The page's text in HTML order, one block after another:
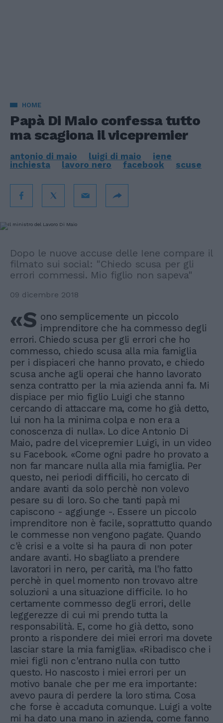
HOME
Papà Di Maio confessa tutto
ma scagiona il vicepremier
antonio di maio luigi di maio
iene
inchiesta
lavoro nero facebook scuse
Dopo le nuove accuse delle Iene compare il
filmato sui social: "Chiedo scusa per gli
errori commessi. Mio figlio non sapeva"
09 dicembre 2018
«S ono semplicemente un piccolo
imprenditore che ha commesso degli
errori. Chiedo scusa per gli errori che ho
commesso, chiedo scusa alla mia famiglia
per i dispiaceri che hanno provato, e chiedo
scusa anche agli operai che hanno lavorato
senza contratto per la mia azienda anni fa. Mi
dispiace per mio figlio Luigi che stanno
cercando di attaccare ma, come ho già detto,
lui non ha la minima colpa e non era a
conoscenza di nulla». Lo dice Antonio Di
Maio, padre del vicepremier Luigi, in un video
su Facebook. «Come ogni padre ho provato a
non far mancare nulla alla mia famiglia. Per
questo, nei periodi difficili, ho cercato di
andare avanti da solo perchè non volevo
pesare su di loro. So che tanti papà mi
capiscono - aggiunge -. Essere un piccolo
imprenditore non è facile, soprattutto quando
le commesse non vengono pagate. Quando
c'è crisi e a volte si ha paura di non poter
andare avanti. Ho sbagliato a prendere
lavoratori in nero, per carità, ma l'ho fatto
perchè in quel momento non trovavo altre
soluzioni a una situazione difficile. Io ho
certamente commesso degli errori, delle
leggerezze di cui mi prendo tutta la
responsabilità. E, come ho già detto, sono
pronto a rispondere dei miei errori ma dovete
lasciar stare la mia famiglia». «Ribadisco che i
miei figli non c'entrano nulla con tutto
questo. Ho nascosto i miei errori per un
motivo banale che per me era importante:
avevo paura di perdere la loro stima. Cosa
che forse è accaduta comunque. Luigi a volte
mi ha dato una mano in azienda, come fanno